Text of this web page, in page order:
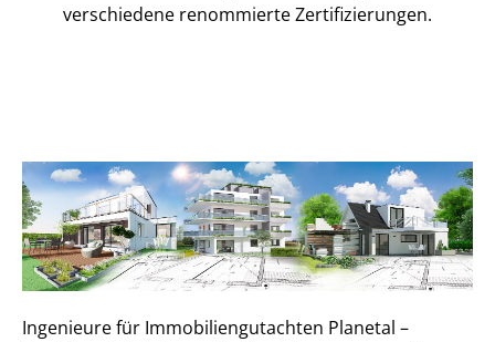
verschiedene renommierte Zer­ti­fi­zie­run­gen.
Ingenieure für Im­mo­bi­li­en­gut­ach­ten Planetal –